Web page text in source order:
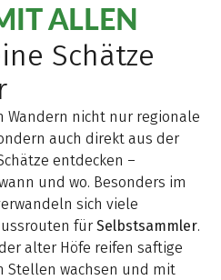
ALLEN S
Schätze
Wandern nicht nur regionale
auch direkt aus der
entdecken –
und wo. Besonders im
sich viele
für Selbstsammler.
alter Höfe reifen saftige
Stellen wachsen und mit